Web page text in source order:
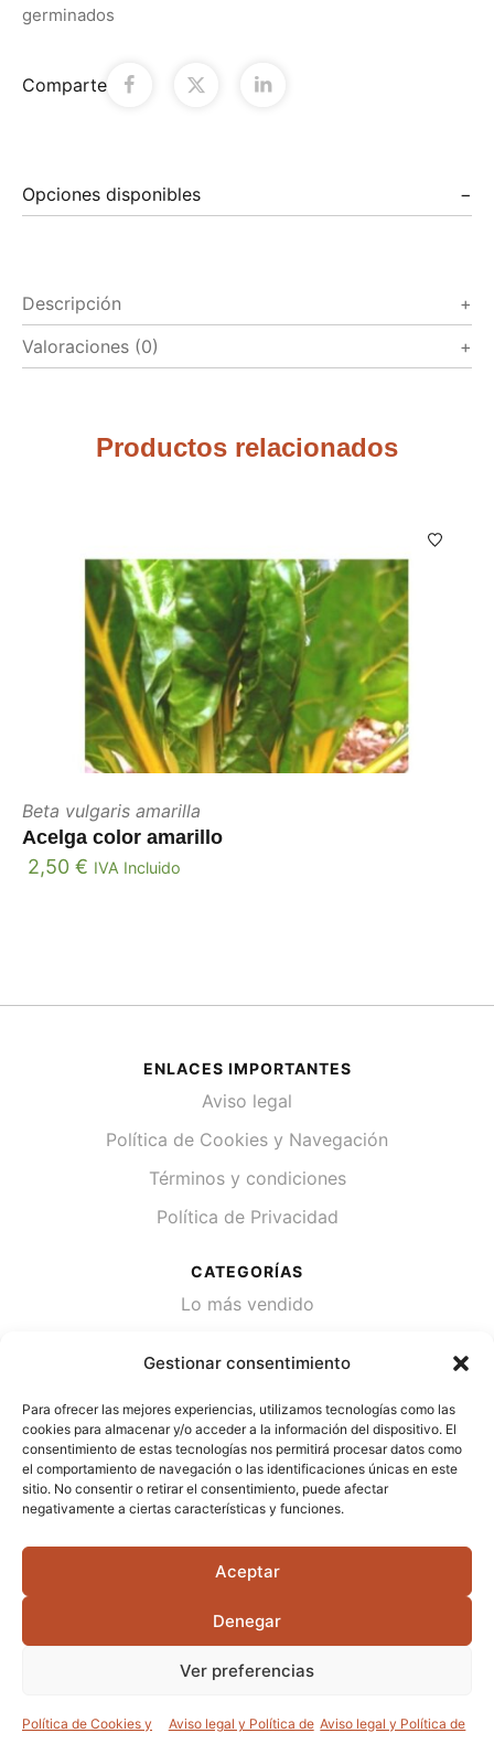
Gestionar consentimiento
Para ofrecer las mejores experiencias, utilizamos tecnologías como las
cookies para almacenar y/o acceder a la información del dispositivo. El
consentimiento de estas tecnologías nos permitirá procesar datos como
el comportamiento de navegación o las identificaciones únicas en este
sitio. No consentir o retirar el consentimiento, puede afectar
negativamente a ciertas características y funciones.
Aceptar
Denegar
Ver preferencias
Política de Cookies y Aviso legal y Política de Aviso legal y Política de
germinados
Comparte
Opciones disponibles
Descripción
Valoraciones (0)
Productos relacionados
Beta vulgaris amarilla
Acelga color amarillo
2,50 € IVA Incluido
ENLACES IMPORTANTES
Aviso legal
Política de Cookies y Navegación
Términos y condiciones
Política de Privacidad
CATEGORÍAS
Lo más vendido
Desinfección de agua
CONTACTA
Cami Primera Marrada, SN, 25600, Balaguer
info@jardipamies.com
621 238 242
0